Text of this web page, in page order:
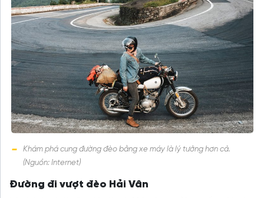
Khám phá cung đường đèo bằng xe máy là lý tưởng hơn cả.
(Nguồn: Internet)
Đường đi vượt đèo Hải Vân